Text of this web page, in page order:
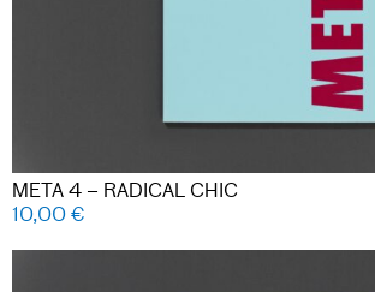
META 4 – RADICAL CHIC
10,00€